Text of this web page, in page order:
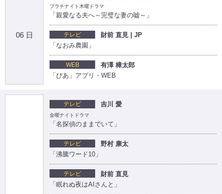
06 日
プラチナイト木曜ドラマ
「親愛なる夫へ～完璧な妻の嘘～」
テレビ
財前 直見 | JP
「なおみ農園」
WEB
有澤 樟太郎
「ぴあ」アプリ・WEB
テレビ 吉川 愛
金曜ナイトドラマ
「名探偵のままでいて」
テレビ
野村 康太
「沸騰ワード10」
テレビ
財前 直見
「眠れぬ夜はAIさんと」